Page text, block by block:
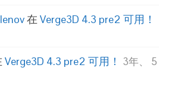
在Verge3D 4.3 pre2 可用！
Verge3D 4.3 pre2 可用！ 3年、 5